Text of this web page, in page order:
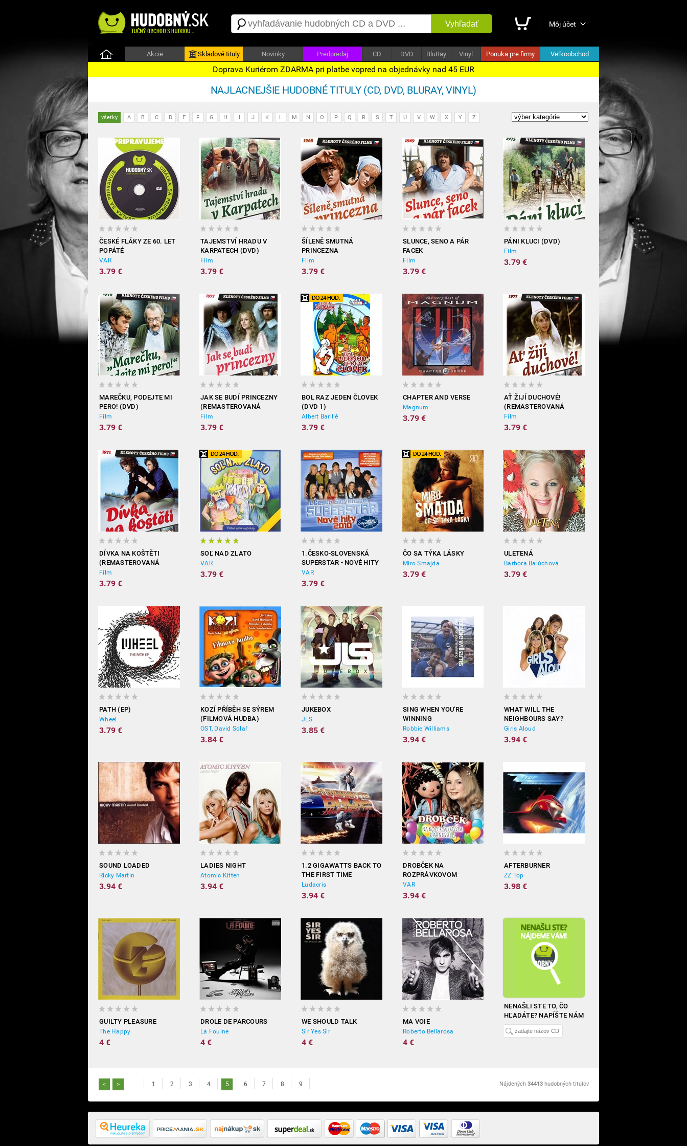
Vyhľadať Môj účet
Akcie Skladové tituly Novinky Predpredaj CD DVD BluRay Vinyl Ponuka pre firmy Veľkoobchod
Doprava Kuriérom ZDARMA pri platbe vopred na objednávky nad 45 EUR
NAJLACNEJŠIE HUDOBNÉ TITULY (CD, DVD, BLURAY, VINYL)
všetky A B C D E F G H I J K L M N O P Q R S T U V W X Y Z
ČESKÉ FLÁKY ZE 60. LET
POPÁTÉ
VAR
3.79 €
TAJEMSTVÍ HRADU V
KARPATECH (DVD)
Film
3.79 €
ŠÍLENĚ SMUTNÁ
PRINCEZNA
(REMASTEROVANÁ
VERZE DVD)
Film
3.79 €
SLUNCE, SENO A PÁR
FACEK
(REMASTEROVANÁ
VERZE DVD)
Film
3.79 €
PÁNI KLUCI (DVD)
Film
3.79 €
MAREČKU, PODEJTE MI
PERO! (DVD)
Film
3.79 €
JAK SE BUDÍ PRINCEZNY
(REMASTEROVANÁ
VERZE DVD)
Film
3.79 €
BOL RAZ JEDEN ČLOVEK
(DVD 1)
Albert Barillé
3.79 €
CHAPTER AND VERSE
Magnum
3.79 €
AŤ ŽIJÍ DUCHOVÉ!
(REMASTEROVANÁ
VERZE DVD)
Film
3.79 €
DÍVKA NA KOŠTĚTI
(REMASTEROVANÁ
VERZE DVD)
Film
3.79 €
SOĽ NAD ZLATO
VAR
3.79 €
1.ČESKO-SLOVENSKÁ
SUPERSTAR - NOVÉ HITY
2010
VAR
3.79 €
ČO SA TÝKA LÁSKY
Miro Šmajda
3.79 €
ULETENÁ
Barbora Balúchová
3.79 €
PATH (EP)
Wheel
3.79 €
KOZÍ PŘÍBĚH SE SÝREM
(FILMOVÁ HUDBA)
OST, David Solař
3.84 €
JUKEBOX
JLS
3.85 €
SING WHEN YOU'RE
WINNING
Robbie Williams
3.94 €
WHAT WILL THE
NEIGHBOURS SAY?
Girls Aloud
3.94 €
SOUND LOADED
Ricky Martin
3.94 €
LADIES NIGHT
Atomic Kitten
3.94 €
1.2 GIGAWATTS BACK TO
THE FIRST TIME
Ludacris
3.94 €
DROBČEK NA
ROZPRÁVKOVOM
KARNEVALE
VAR
3.94 €
AFTERBURNER
ZZ Top
3.98 €
GUILTY PLEASURE
The Happy
4 €
DROLE DE PARCOURS
La Fouine
4 €
WE SHOULD TALK
Sir Yes Sir
4 €
MA VOIE
Roberto Bellarosa
4 €
NENAŠLI STE TO, ČO
HĽADÁTE? NAPÍŠTE NÁM
< > 1 2 3 4 5 6 7 8 9 Nájdených 34413 hudobných titulov